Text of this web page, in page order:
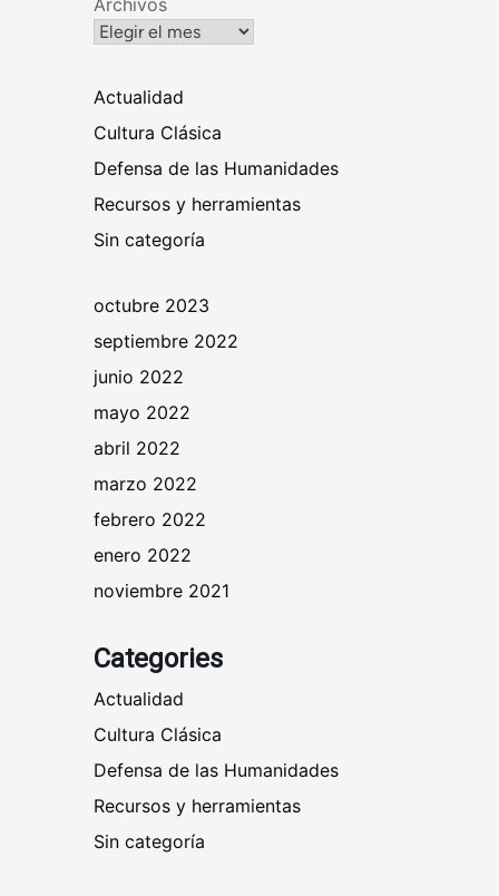
Archivos
Actualidad
Cultura Clásica
Defensa de las Humanidades
Recursos y herramientas
Sin categoría
octubre 2023
septiembre 2022
junio 2022
mayo 2022
abril 2022
marzo 2022
febrero 2022
enero 2022
noviembre 2021
Categories
Actualidad
Cultura Clásica
Defensa de las Humanidades
Recursos y herramientas
Sin categoría